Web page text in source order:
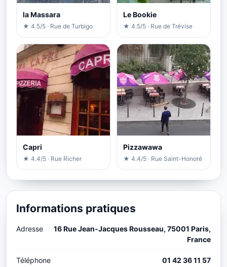
la Massara
★ 4.5/5 · Rue de Turbigo
Le Bookie
★ 4.5/5 · Rue de Trévise
Capri
★ 4.4/5 · Rue Richer
Pizzawawa
★ 4.4/5 · Rue Saint-Honoré
Informations pratiques
Adresse
16 Rue Jean-Jacques Rousseau, 75001 Paris,
France
Téléphone 01 42 36 11 57